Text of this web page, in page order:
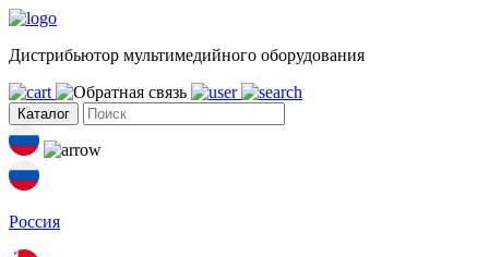
Дистрибьютор мультимедийного оборудования
Каталог
Россия